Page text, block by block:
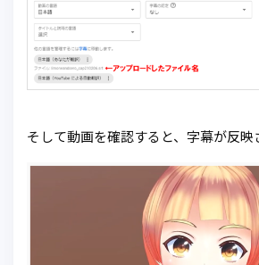
そして動画を確認すると、字幕が反映